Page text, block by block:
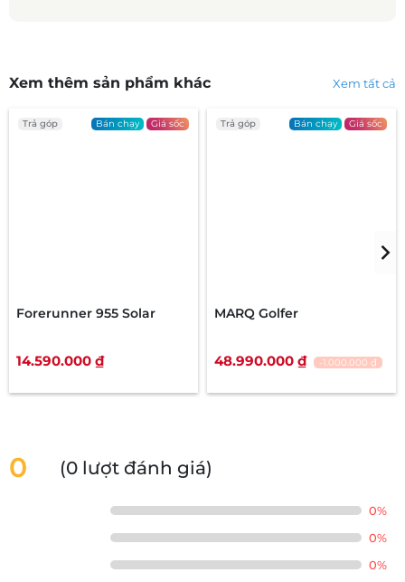
Xem thêm sản phẩm khác Xem tất cả
Bán chạy Giá sốc
Trả góp
Forerunner 955 Solar
14.590.000 ₫
Bán chạy Giá sốc
Trả góp
MARQ Golfer
48.990.000 ₫ -1.000.000 ₫
0 (0 lượt đánh giá)
0%
0%
0%